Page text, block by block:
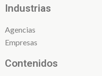
Industrias
Agencias
Empresas
Contenidos